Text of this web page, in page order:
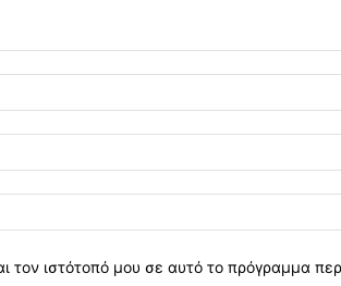
τον ιστότοπό μου σε αυτό το πρόγραμμα